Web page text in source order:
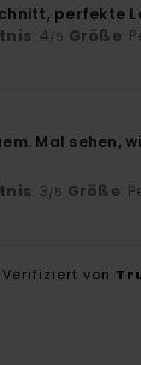
perfekte
: 4/5 Größe:
Mal
: 3/5 Größe:
Verifiziert von